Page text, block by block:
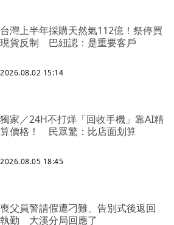
台灣上半年採購天然氣112億！祭停買
現貨反制 巴紐認：是重要客戶
2026.08.02 15:14
獨家／24H不打烊「回收手機」靠AI精
算價格！ 民眾驚：比店面划算
2026.08.05 18:45
喪父員警請假遭刁難、告別式後返回
執勤 大溪分局回應了